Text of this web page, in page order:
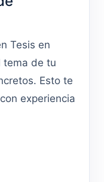
Tesis en
tema de tu
Esto te
experiencia